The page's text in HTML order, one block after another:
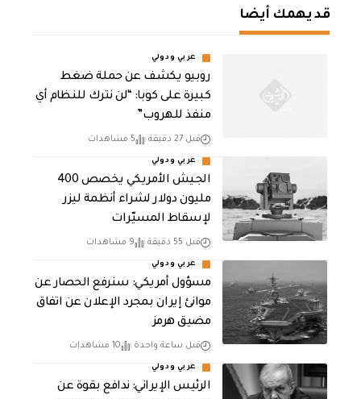
قد يهمك أيضا
عربي ودولي
روبيو يكشف عن حملة ضغط
كبيرة على كوبا: “لن نترك للنظام أي
منفذ للهروب”
قبل 27 دقيقة 5 مشاهدات
عربي ودولي
الجيش الأمريكي يخصص 400
مليون دولار لشراء أنظمة ليزر
لإسقاط المسيّرات
قبل 55 دقيقة 9 مشاهدات
عربي ودولي
مسؤول أمريكي: سنرفع الحصار عن
موانئ إيران بمجرد الإعلان عن اتفاق
مضيق هرمز
قبل ساعة واحدة 10 مشاهدات
عربي ودولي
الرئيس الإيراني: ندافع بقوة عن